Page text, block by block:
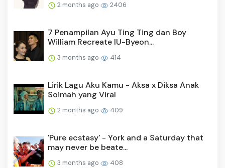
2 months ago 2406
7 Penampilan Ayu Ting Ting dan Boy
William Recreate IU-Byeon...
3 months ago 414
Lirik Lagu Aku Kamu - Aksa x Diksa Anak
Soimah yang Viral
2 months ago 409
'Pure ecstasy' - York and a Saturday that
may never be beate...
3 months ago 408